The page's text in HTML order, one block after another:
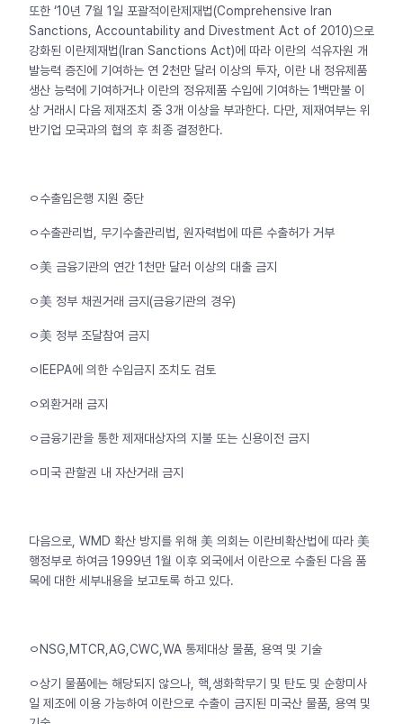
또한 ‘10년 7월 1일 포괄적이란제재법(Comprehensive Iran
Sanctions, Accountability and Divestment Act of 2010)으로
강화된 이란제재법(Iran Sanctions Act)에 따라 이란의 석유자원 개
발능력 증진에 기여하는 연 2천만 달러 이상의 투자, 이란 내 정유제품
생산 능력에 기여하거나 이란의 정유제품 수입에 기여하는 1백만불 이
상 거래시 다음 제재조치 중 3개 이상을 부과한다. 다만, 제재여부는 위
반기업 모국과의 협의 후 최종 결정한다.
ㅇ수출입은행 지원 중단
ㅇ수출관리법, 무기수출관리법, 원자력법에 따른 수출허가 거부
ㅇ美 금융기관의 연간 1천만 달러 이상의 대출 금지
ㅇ美 정부 채권거래 금지(금융기관의 경우)
ㅇ美 정부 조달참여 금지
ㅇIEEPA에 의한 수입금지 조치도 검토
ㅇ외환거래 금지
ㅇ금융기관을 통한 제재대상자의 지불 또는 신용이전 금지
ㅇ미국 관할권 내 자산거래 금지
다음으로, WMD 확산 방지를 위해 美 의회는 이란비확산법에 따라 美
행정부로 하여금 1999년 1월 이후 외국에서 이란으로 수출된 다음 품
목에 대한 세부내용을 보고토록 하고 있다.
ㅇNSG,MTCR,AG,CWC,WA 통제대상 물품, 용역 및 기술
ㅇ상기 물품에는 해당되지 않으나, 핵,생화학무기 및 탄도 및 순항미사
일 제조에 이용 가능하여 이란으로 수출이 금지된 미국산 물품, 용역 및